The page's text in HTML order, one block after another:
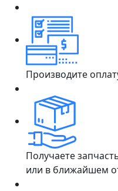
Производите
Получаете
или в ближайшем